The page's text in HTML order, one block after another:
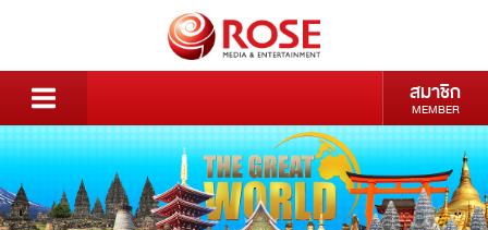
สมาชิก
MEMBER